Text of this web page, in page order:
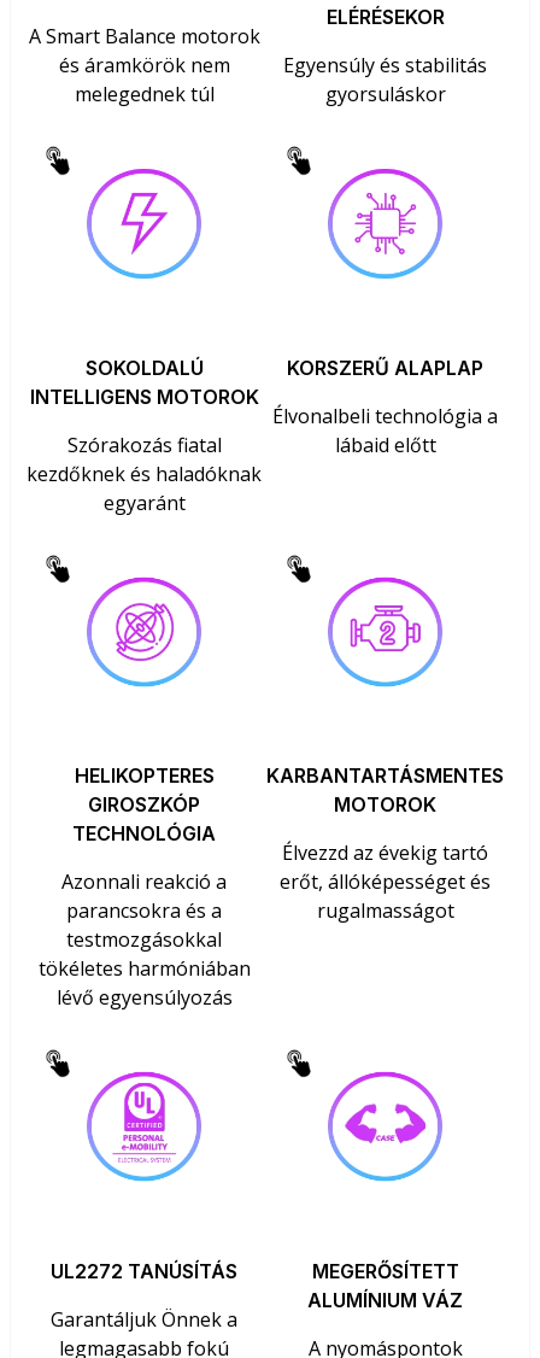
A Smart Balance motorok
és áramkörök nem
melegednek túl
ELÉRÉSEKOR
Egyensúly és stabilitás
gyorsuláskor
SOKOLDALÚ
INTELLIGENS MOTOROK
Szórakozás fiatal
kezdőknek és haladóknak
egyaránt
KORSZERŰ ALAPLAP
Élvonalbeli technológia a
lábaid előtt
HELIKOPTERES
GIROSZKÓP
TECHNOLÓGIA
Azonnali reakció a
parancsokra és a
testmozgásokkal
tökéletes harmóniában
lévő egyensúlyozás
KARBANTARTÁSMENTES
MOTOROK
Élvezzd az évekig tartó
erőt, állóképességet és
rugalmasságot
UL2272 TANÚSÍTÁS
Garantáljuk Önnek a
legmagasabb fokú
MEGERŐSÍTETT
ALUMÍNIUM VÁZ
A nyomáspontok